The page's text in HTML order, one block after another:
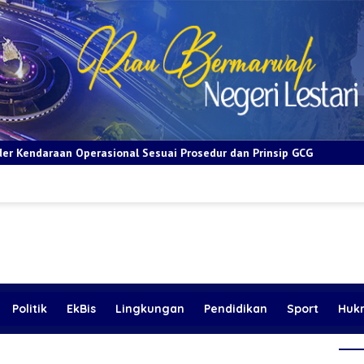
Sesuai Prosedur dan Prinsip GCG BRI Apresiasi Layanan
Politik EkBis Lingkungan Pendidikan Sport